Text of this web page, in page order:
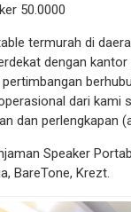
50.0000
termurah di
dengan
dari kami
dan perlengkapan
Speaker
BareTone, Krezt.